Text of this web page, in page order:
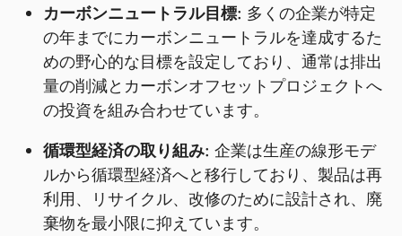
カーボンニュートラル目標: 多くの企業が特定
の年までにカーボンニュートラルを達成するた
めの野心的な目標を設定しており、通常は排出
量の削減とカーボンオフセットプロジェクトへ
の投資を組み合わせています。
循環型経済の取り組み: 企業は生産の線形モデ
ルから循環型経済へと移行しており、製品は再
利用、リサイクル、改修のために設計され、廃
棄物を最小限に抑えています。